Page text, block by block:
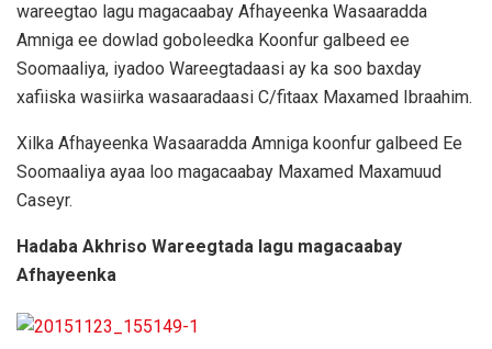
wareegtao lagu magacaabay Afhayeenka Wasaaradda
Amniga ee dowlad goboleedka Koonfur galbeed ee
Soomaaliya, iyadoo Wareegtadaasi ay ka soo baxday
xafiiska wasiirka wasaaradaasi C/fitaax Maxamed Ibraahim.
Xilka Afhayeenka Wasaaradda Amniga koonfur galbeed Ee
Soomaaliya ayaa loo magacaabay Maxamed Maxamuud
Caseyr.
Hadaba Akhriso Wareegtada lagu magacaabay
Afhayeenka